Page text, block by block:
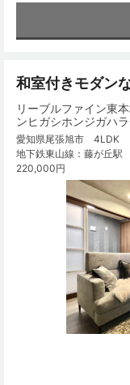
和室付きモダン
リーブルファイン東
ンヒガシホンジガハラ
愛知県尾張旭市 4LDK
地下鉄東山線：藤が丘駅
220,000円